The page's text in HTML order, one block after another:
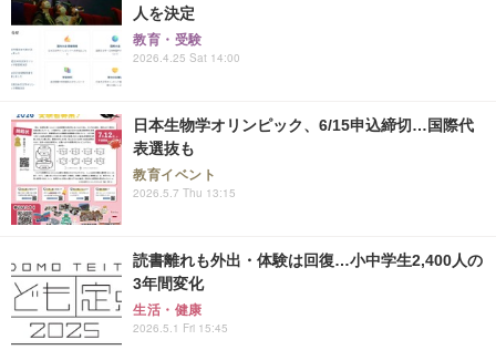
人を決定
教育・受験
2026.4.25 Sat 14:00
日本生物学オリンピック、6/15申込締切…国際代
表選抜も
教育イベント
2026.5.7 Thu 13:15
読書離れも外出・体験は回復…小中学生2,400人の
3年間変化
生活・健康
2026.5.1 Fri 15:45